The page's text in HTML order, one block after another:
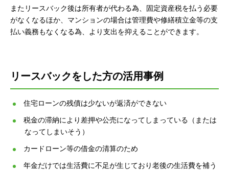
またリースバック後は所有者が代わる為、固定資産税を払う必要
がなくなるほか、マンションの場合は管理費や修繕積立金等の支
払い義務もなくなる為、より支出を抑えることができます。
リースバックをした方の活用事例
住宅ローンの残債は少ないが返済ができない
税金の滞納により差押や公売になってしまっている（または
なってしまいそう）
カードローン等の借金の清算のため
年金だけでは生活費に不足が生じており老後の生活費を補う